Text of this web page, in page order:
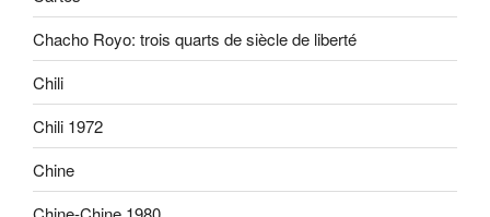
Chacho Royo: trois quarts de siècle de liberté
Chili
Chili 1972
Chine